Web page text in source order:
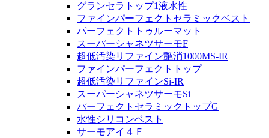
グランセラトップ1液水性
ファインパーフェクトセラミックベスト
パーフェクトトゥルーマット
スーパーシャネツサーモF
超低汚染リファイン艶消1000MS-IR
ファインパーフェクトトップ
超低汚染リファインSi-IR
スーパーシャネツサーモSi
パーフェクトセラミックトップG
水性シリコンベスト
サーモアイ４Ｆ